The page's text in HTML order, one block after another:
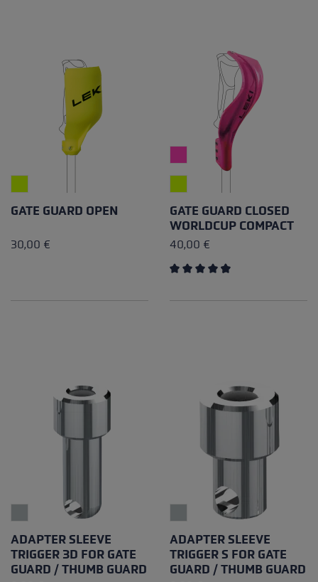
GATE GUARD OPEN
30,00 €
GATE GUARD CLOSED
WORLDCUP COMPACT
40,00 €
ADAPTER SLEEVE
TRIGGER 3D FOR GATE
GUARD / THUMB GUARD
ADAPTER SLEEVE
TRIGGER S FOR GATE
GUARD / THUMB GUARD